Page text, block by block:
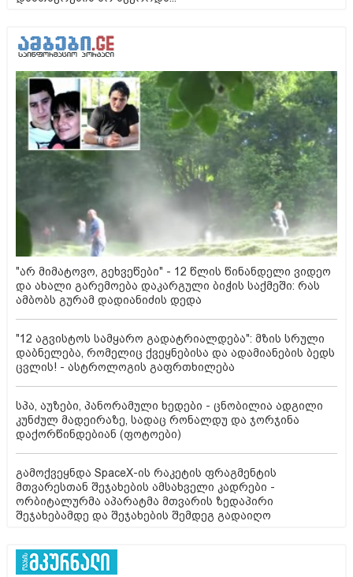
"არ მიმატოვო, გეხვეწები" - 12 წლის წინანდელი ვიდეო
და ახალი გარემოება დაკარგული ბიჭის საქმეში: რას
ამბობს გურამ დადიანიძის დედა
"12 აგვისტოს სამყარო გადატრიალდება": მზის სრული
დაბნელება, რომელიც ქვეყნებისა და ადამიანების ბედს
ცვლის! - ასტროლოგის გაფრთხილება
სპა, აუზები, პანორამული ხედები - ცნობილია ადგილი
კუნძულ მადეირაზე, სადაც რონალდუ და ჯორჯინა
დაქორწინდებიან (ფოტოები)
გამოქვეყნდა SpaceX-ის რაკეტის ფრაგმენტის
მთვარესთან შეჯახების ამსახველი კადრები -
ორბიტალურმა აპარატმა მთვარის ზედაპირი
შეჯახებამდე და შეჯახების შემდეგ გადაიღო